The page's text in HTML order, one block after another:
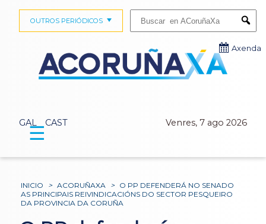
GAL CAST Venres, 7 ago 2026
OUTROS PERIÓDICOS
Axenda
☰
INICIO > ACORUÑAXA > O PP DEFENDERÁ NO SENADO
AS PRINCIPAIS REIVINDICACIÓNS DO SECTOR PESQUEIRO
DA PROVINCIA DA CORUÑA